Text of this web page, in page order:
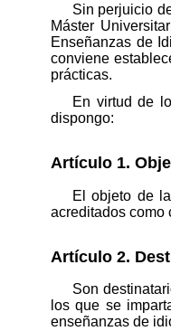
Sin perjuicio
Máster
Enseñanzas de
conviene
prácticas.
En virtud de
dispongo:
Artículo 1.
El objeto de
acreditados como
Artículo 2.
Son
los que se
enseñanzas de